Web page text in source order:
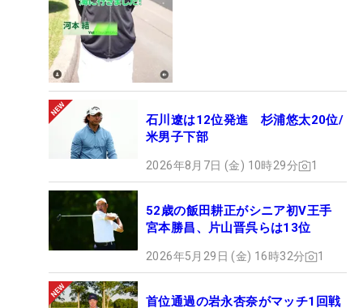
石川遼は12位発進 杉浦悠太20位/
米男子下部
2026年8月7日 (金) 10時29分 1
52歳の飯田耕正がシニア初V王手
宮本勝昌、片山晋呉らは13位
2026年5月29日 (金) 16時32分 1
首位通過の岩永杏奈がマッチ1回戦